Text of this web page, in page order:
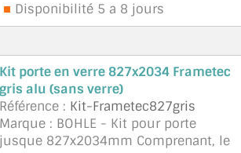
Disponibilité 5 a 8 jours
Kit porte en verre 827x2034 Frametec
gris alu (sans verre)
Référence : Kit-Frametec827gris
Marque : BOHLE - Kit pour porte
jusque 827x2034mm Comprenant, le